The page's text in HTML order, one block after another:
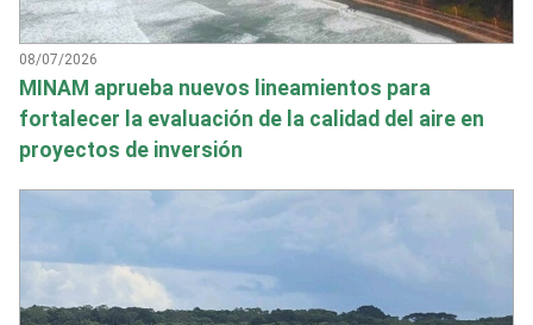
08/07/2026
MINAM aprueba nuevos lineamientos para
fortalecer la evaluación de la calidad del aire en
proyectos de inversión